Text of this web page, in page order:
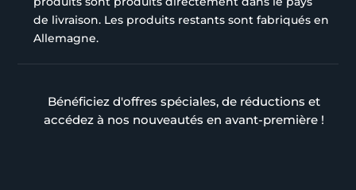
de livraison. Les produits restants sont fabriqués en
Allemagne.
Bénéficiez d'offres spéciales, de réductions et
accédez à nos nouveautés en avant-première !